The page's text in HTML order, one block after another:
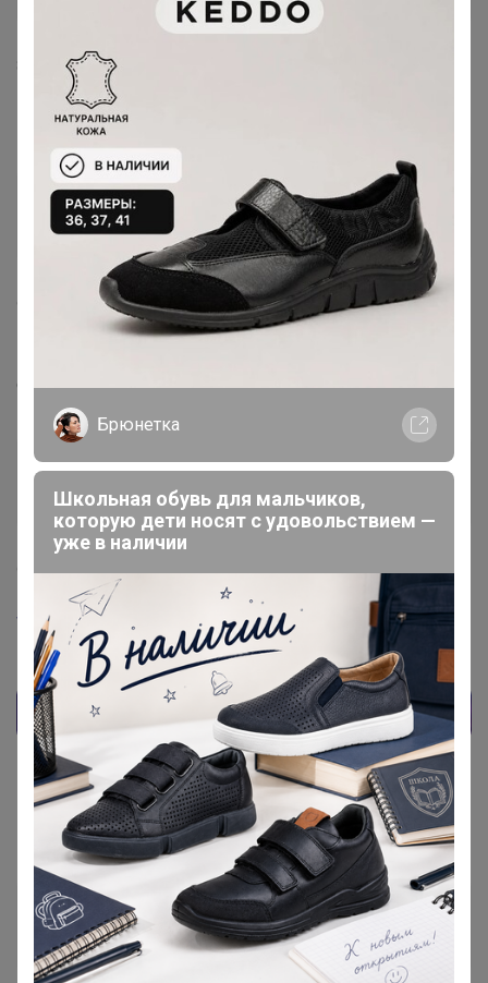
8 июня, 2021 19:43
Немного задерживается поставка?
Wornata
Магистр
9 июня, 2021 13:42
счёт? У всех Получено организатором...
Бонифаций
Серебряный организатор
9 июня, 2021 13:56
Wornata , Здравствуйте, это глюк.
yuliashka2009
Великий магистр
Брюнетка
Школьная обувь для мальчиков,
которую дети носят с удовольствием —
уже в наличии